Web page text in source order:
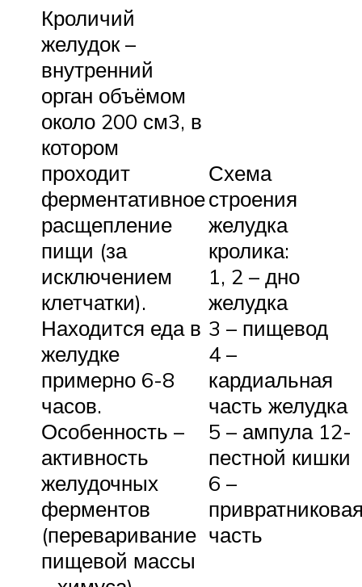
Кроличий
желудок –
внутренний
орган объёмом
около 200 см3, в
котором
проходит
ферментативное
расщепление
пищи (за
исключением
клетчатки).
Находится еда в
желудке
примерно 6-8
часов.
Особенность –
активность
желудочных
ферментов
(переваривание
пищевой массы
Схема
строения
желудка
кролика:
1, 2 – дно
желудка
3 – пищевод
4 –
кардиальная
часть желудка
5 – ампула 12-
пестной кишки
6 –
часть